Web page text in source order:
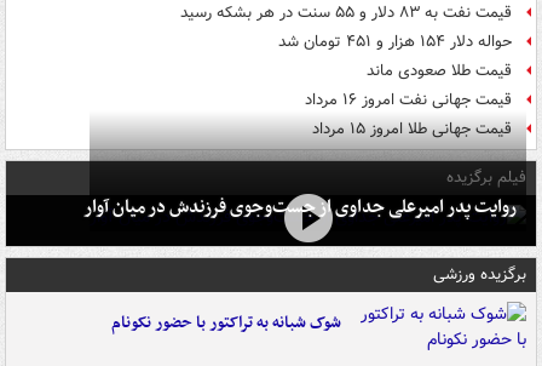
قیمت نفت به ۸۳ دلار و ۵۵ سنت در هر بشکه رسید
حواله دلار ۱۵۴ هزار و ۴۵۱ تومان شد
قیمت طلا صعودی ماند
قیمت جهانی نفت امروز ۱۶ مرداد
قیمت جهانی طلا امروز ۱۵ مرداد
فیلم برگزیده
روایت پدر امیرعلی جداوی از جست‌وجوی فرزندش در میان آوار
برگزیده ورزشی
شوک شبانه به تراکتور با حضور نکونام